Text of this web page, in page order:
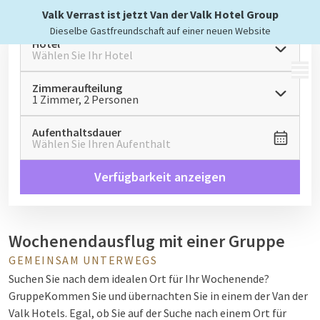
Valk Verrast ist jetzt Van der Valk Hotel Group
Dieselbe Gastfreundschaft auf einer neuen Website
MENÜ
Hotel
Wählen Sie Ihr Hotel
Zimmeraufteilung
1 Zimmer, 2 Personen
Aufenthaltsdauer
Wählen Sie Ihren Aufenthalt
Verfügbarkeit anzeigen
Wochenendausflug mit einer Gruppe
GEMEINSAM UNTERWEGS
Suchen Sie nach dem idealen Ort für Ihr Wochenende?
GruppeKommen Sie und übernachten Sie in einem der Van der
Valk Hotels. Egal, ob Sie auf der Suche nach einem Ort für